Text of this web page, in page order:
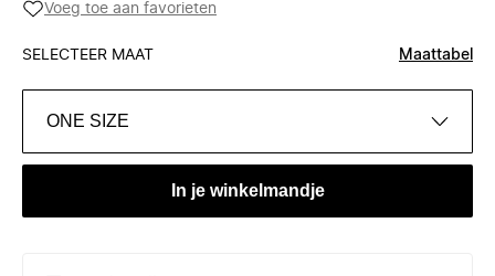
Voeg toe aan favorieten
SELECTEER MAAT Maattabel
ONE SIZE
In je winkelmandje